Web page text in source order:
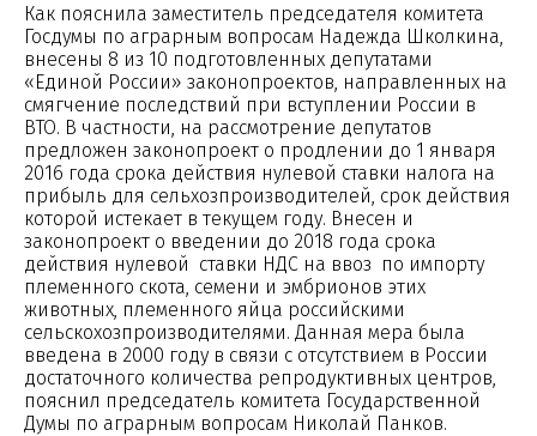
Как пояснила заместитель председателя комитета
Госдумы по аграрным вопросам Надежда Школкина,
внесены 8 из 10 подготовленных депутатами
«Единой России» законопроектов, направленных на
смягчение последствий при вступлении России в
ВТО. В частности, на рассмотрение депутатов
предложен законопроект о продлении до 1 января
2016 года срока действия нулевой ставки налога на
прибыль для сельхозпроизводителей, срок действия
которой истекает в текущем году. Внесен и
законопроект о введении до 2018 года срока
действия нулевой ставки НДС на ввоз по импорту
племенного скота, семени и эмбрионов этих
животных, племенного яйца российскими
сельскохозпроизводителями. Данная мера была
введена в 2000 году в связи с отсутствием в России
достаточного количества репродуктивных центров,
пояснил председатель комитета Государственной
Думы по аграрным вопросам Николай Панков.